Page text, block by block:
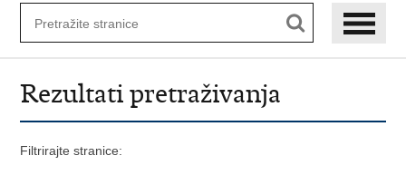
Rezultati pretraživanja
Filtrirajte stranice: